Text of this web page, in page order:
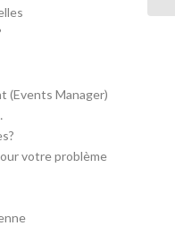
(Events Manager)
votre problème